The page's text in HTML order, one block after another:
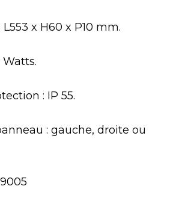
x H60 x P10 mm.
Watts.
: IP 55.
: gauche, droite ou